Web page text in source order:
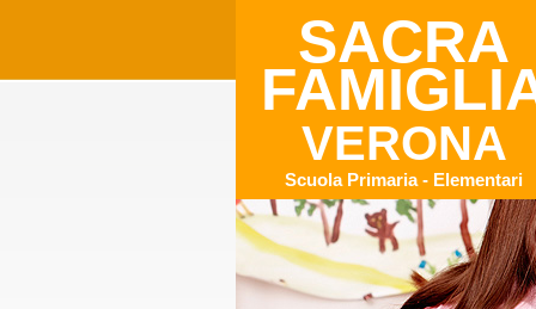
SACRA
VERONA
Scuola Primaria - Elementari